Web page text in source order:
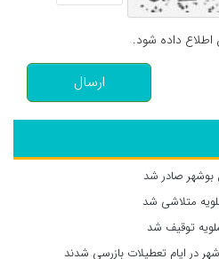
اطلاع داده شود.
ارسال
صادر شد
توقیف شد
در ایام تعطیلات بازرسی شدند